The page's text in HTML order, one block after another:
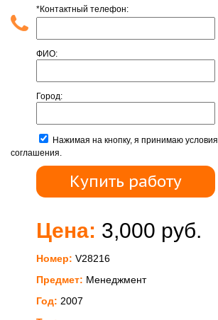
*Контактный телефон:
ФИО:
Город:
Нажимая на кнопку, я принимаю условия
соглашения.
Цена: 3,000 руб.
Номер: V28216
Предмет: Менеджмент
Год: 2007